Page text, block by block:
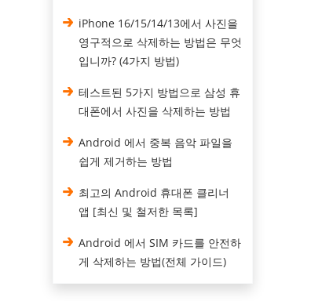
iPhone 16/15/14/13에서 사진을
영구적으로 삭제하는 방법은 무엇
입니까? (4가지 방법)
테스트된 5가지 방법으로 삼성 휴
대폰에서 사진을 삭제하는 방법
Android 에서 중복 음악 파일을
쉽게 제거하는 방법
최고의 Android 휴대폰 클리너
앱 [최신 및 철저한 목록]
Android 에서 SIM 카드를 안전하
게 삭제하는 방법(전체 가이드)